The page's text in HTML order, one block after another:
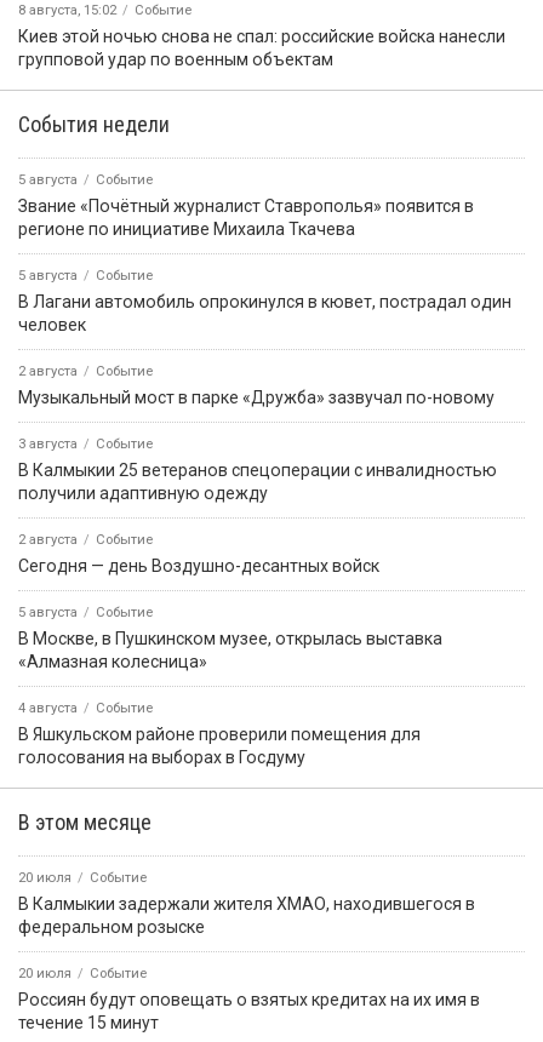
8 августа, 15:02 Событие
Киев этой ночью снова не спал: российские войска нанесли
групповой удар по военным объектам
События недели
5 августа Событие
Звание «Почётный журналист Ставрополья» появится в
регионе по инициативе Михаила Ткачева
5 августа Событие
В Лагани автомобиль опрокинулся в кювет, пострадал один
человек
2 августа Событие
Музыкальный мост в парке «Дружба» зазвучал по-новому
3 августа Событие
В Калмыкии 25 ветеранов спецоперации с инвалидностью
получили адаптивную одежду
2 августа Событие
Сегодня — день Воздушно-десантных войск
5 августа Событие
В Москве, в Пушкинском музее, открылась выставка
«Алмазная колесница»
4 августа Событие
В Яшкульском районе проверили помещения для
голосования на выборах в Госдуму
В этом месяце
20 июля Событие
В Калмыкии задержали жителя ХМАО, находившегося в
федеральном розыске
20 июля Событие
Россиян будут оповещать о взятых кредитах на их имя в
течение 15 минут